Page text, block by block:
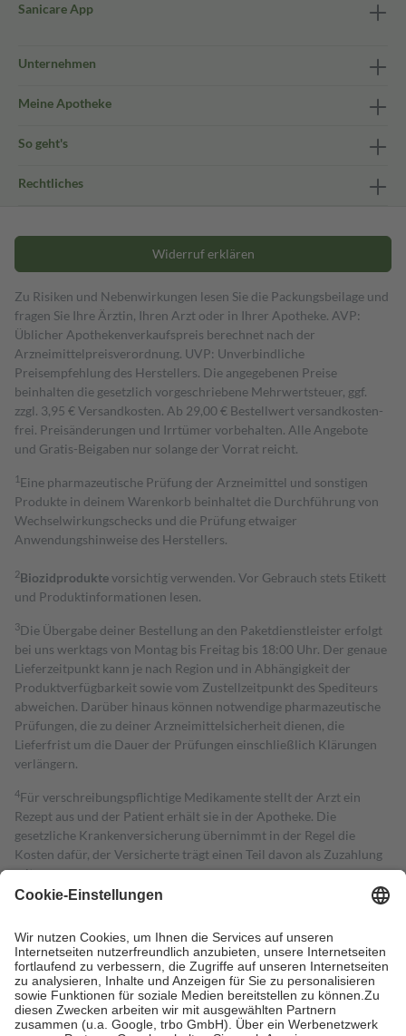
Sanicare App
Unternehmen
Meine Apotheke
So geht's
Rechtliches
Widerruf erklären
Zu Risiken und Nebenwirkungen lesen Sie die Packungsbeilage und
fragen Sie Ihre Ärztin, Ihren Arzt oder in Ihrer Apotheke. AVP:
Üblicher Apothekenverkaufspreis berechnet nach der
Arzneimittelpreisverordnung. UVP: Unverbindliche
Preisempfehlung des Herstellers. Die angegebenen Preise
beinhalten die gesetzlich vorgeschriebene Mehrwertsteuer, ggf.
zzgl. 3,95 € Versandkosten. Ab 29,00 € Bestell­wert versand­kosten­
frei. Preisänderungen und Irrtümer vorbehalten. Alle Angebote
und Gratis-Beigaben nur solange der Vorrat reicht.
1 Eine pharmazeutische Prüfung der Arzneimittel und sonstigen
Produkte in deinem Warenkorb beinhaltet die Durchführung von
Wechselwirkungschecks und die Prüfung etwaiger
Anwendungshinweise des Herstellers.
2Biozidproduktevorsichtig verwenden. Vor Gebrauch stets Etikett
und Produktinformationen lesen.
3Die Übergabe deiner Bestellung an den Paketdienstleister erfolgt
bei uns werktags von Montag bis Freitag bis 18:00 Uhr. Der genaue
Lieferzeitpunkt kann je nach Region und in Abhängigkeit der
Produktverfügbarkeit sowie vom Zustellzeitpunkt des Spediteurs
abweichen. Darüber hinaus können notwendige pharmazeutische
Prüfungen, die zu deiner Arzneimittelsicherheit dienen, die
Lieferfrist um die Dauer der Prüfungen einschließlich Klärungen
verlängern.
4Für verschreibungspflichtige Medikamente stellt der Arzt ein
Rezept aus und der Patient erhält sie in der Apotheke. Die
gesetzliche Krankenversicherung übernimmt in der Regel die
Kosten dafür, der Versicherte trägt einen Teil davon als Zuzahlung
mit.
Grundsätzlich leisten Mitglieder Zuzahlungen in Höhe von zehn
höchstens zehn Euro.
Es sind jedoch nie mehr als die tatsächlichen
Kosten der Leistung zu entrichten.
Diese Regeln gelten grundsätzlich auch für Online-Apotheken.
Bei Heilmitteln und häuslicher Krankenpflege beträgt die
Zuzahlung zehn Prozent der Kosten sowie zehn Euro je
Verordnung.